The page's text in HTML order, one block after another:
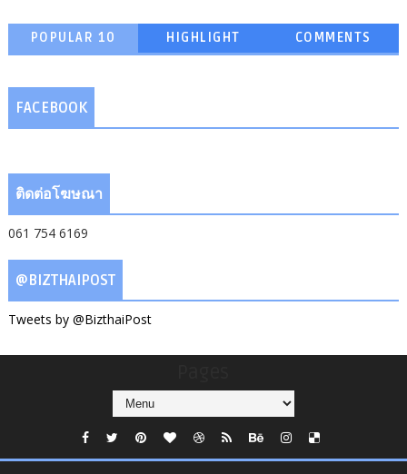
POPULAR 10 HIGHLIGHT COMMENTS
FACEBOOK
ติดต่อโฆษณา
061 754 6169
@BIZTHAIPOST
Tweets by @BizthaiPost